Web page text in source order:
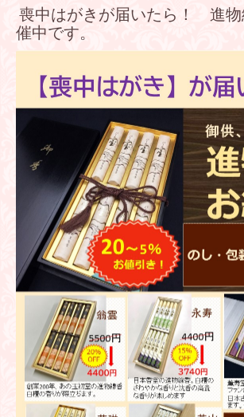
喪中はがきが届いたら！ 進物
催中です。